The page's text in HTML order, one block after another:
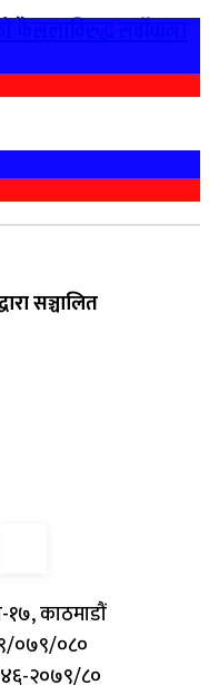
सञ्चालित
१७, काठमाडौं
०७९/०८०
२०७९/८०